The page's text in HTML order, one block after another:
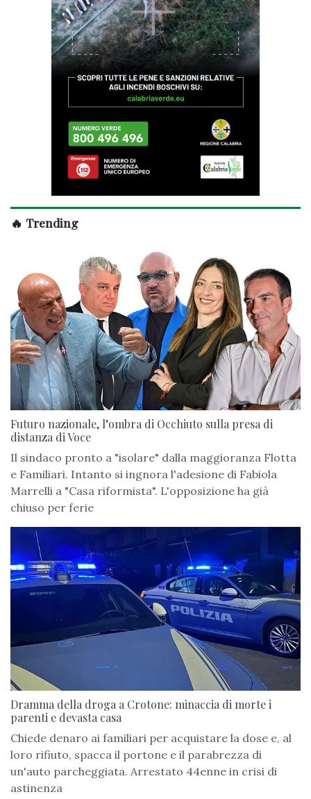
🔥 Trending
Futuro nazionale, l’ombra di Occhiuto sulla presa di
distanza di Voce
Il sindaco pronto a "isolare" dalla maggioranza Flotta
e Familiari. Intanto si ingnora l'adesione di Fabiola
Marrelli a "Casa riformista". L'opposizione ha già
chiuso per ferie
Dramma della droga a Crotone: minaccia di morte i
parenti e devasta casa
Chiede denaro ai familiari per acquistare la dose e, al
loro rifiuto, spacca il portone e il parabrezza di
un'auto parcheggiata. Arrestato 44enne in crisi di
astinenza